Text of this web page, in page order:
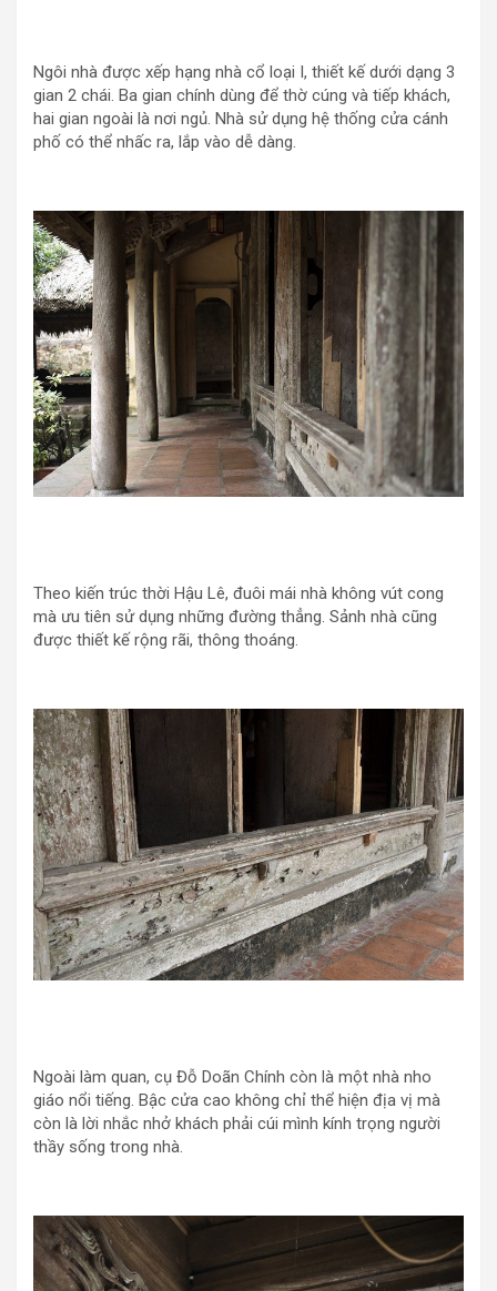
Ngôi nhà được xếp hạng nhà cổ loại I, thiết kế dưới dạng 3
gian 2 chái. Ba gian chính dùng để thờ cúng và tiếp khách,
hai gian ngoài là nơi ngủ. Nhà sử dụng hệ thống cửa cánh
phố có thể nhấc ra, lắp vào dễ dàng.
Theo kiến trúc thời Hậu Lê, đuôi mái nhà không vút cong
mà ưu tiên sử dụng những đường thẳng. Sảnh nhà cũng
được thiết kế rộng rãi, thông thoáng.
Ngoài làm quan, cụ Đỗ Doãn Chính còn là một nhà nho
giáo nổi tiếng. Bậc cửa cao không chỉ thể hiện địa vị mà
còn là lời nhắc nhở khách phải cúi mình kính trọng người
thầy sống trong nhà.